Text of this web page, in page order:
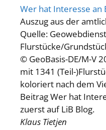
Wer hat Interesse an
Auszug aus der
Quelle:
Flurstücke/
© GeoBasis-DE/M-V
mit 1341 (Teil-
koloriert nach dem
Beitrag Wer hat
zuerst auf LiB Blog.
Klaus Tietjen